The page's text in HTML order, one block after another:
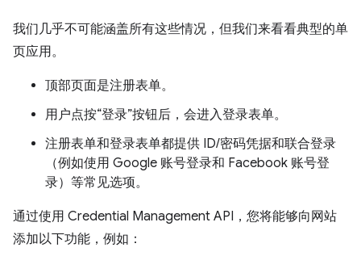
我们几乎不可能涵盖所有这些情况，但我们来看看典型的单
页应用。
顶部页面是注册表单。
用户点按“登录”按钮后，会进入登录表单。
注册表单和登录表单都提供 ID/密码凭据和联合登录
（例如使用 Google 账号登录和 Facebook 账号登
录）等常见选项。
通过使用 Credential Management API，您将能够向网站
添加以下功能，例如：